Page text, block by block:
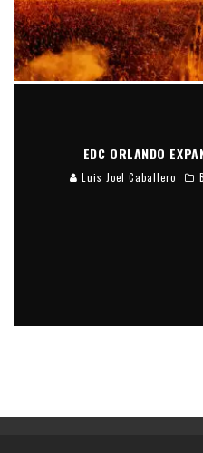
EDC ORLANDO
Luis Joel Caballero